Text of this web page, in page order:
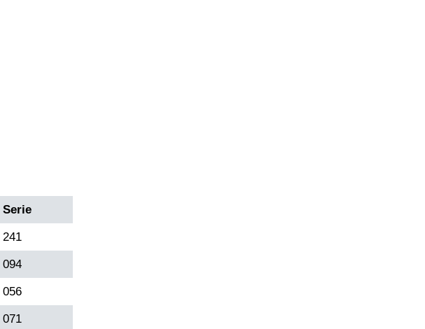
Serie
241
094
056
071